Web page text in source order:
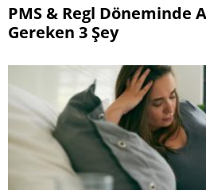
PMS & Regl Döneminde
Gereken 3 Şey